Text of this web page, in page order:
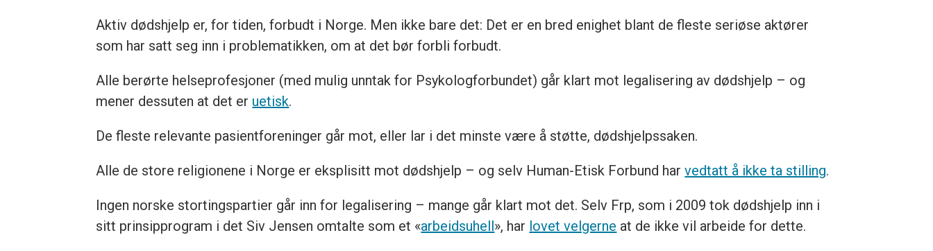
Aktiv dødshjelp er, for tiden, forbudt i Norge. Men ikke bare det: Det er en bred enighet blant de fleste seriøse aktører
som har satt seg inn i problematikken, om at det bør forbli forbudt.
Alle berørte helseprofesjoner (med mulig unntak for Psykologforbundet) går klart mot legalisering av dødshjelp – og
mener dessuten at det er uetisk.
De fleste relevante pasientforeninger går mot, eller lar i det minste være å støtte, dødshjelpssaken.
Alle de store religionene i Norge er eksplisitt mot dødshjelp – og selv Human-Etisk Forbund harvedtatt å ikke ta stilling.
Ingen norske stortingspartier går inn for legalisering – mange går klart mot det. Selv Frp, som i 2009 tok dødshjelp inn i
sitt prinsipprogram i det Siv Jensen omtalte som et «arbeidsuhell», har lovet velgerne at de ikke vil arbeide for dette.